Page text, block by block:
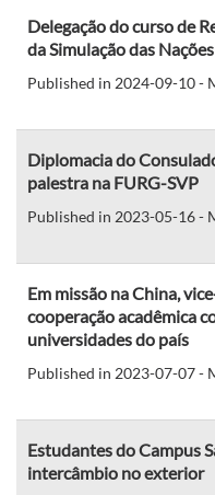
Delegação do curso de
da Simulação das
Published in 2024-09-10 -
Diplomacia do
palestra na FURG-SVP
Published in 2023-05-16 -
Em missão na China,
cooperação acadêmica
universidades do país
Published in 2023-07-07 -
Estudantes do Campus
intercâmbio no exterior